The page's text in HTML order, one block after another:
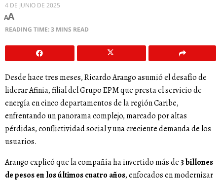
4 DE JUNIO DE 2025
AA
READING TIME: 3 MINS READ
Desde hace tres meses, Ricardo Arango asumió el desafío de
liderar Afinia, filial del Grupo EPM que presta el servicio de
energía en cinco departamentos de la región Caribe,
enfrentando un panorama complejo, marcado por altas
pérdidas, conflictividad social y una creciente demanda de los
usuarios.
Arango explicó que la compañía ha invertido más de3 billones
de pesos en los últimos cuatro años, enfocados en modernizar